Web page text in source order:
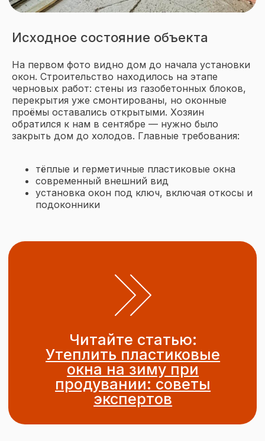
Исходное состояние объекта
На первом фото видно дом до начала установки
окон. Строительство находилось на этапе
черновых работ: стены из газобетонных блоков,
перекрытия уже смонтированы, но оконные
проёмы оставались открытыми. Хозяин
обратился к нам в сентябре — нужно было
закрыть дом до холодов. Главные требования:
тёплые и герметичные пластиковые окна
современный внешний вид
установка окон под ключ, включая откосы и
подоконники
Читайте статью:
Утеплить пластиковые
окна на зиму при
продувании: советы
экспертов
на наш Telegram
Подписаться